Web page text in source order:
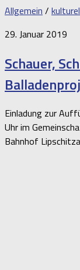
Allgemein /
29. Januar 2019
Schauer,
Einladung zur
Uhr im
Bahnhof